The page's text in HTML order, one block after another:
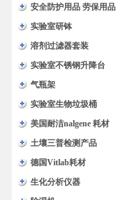
安全防护用品 劳保用品
实验室研钵
溶剂过滤器套装
实验室不锈钢升降台
气瓶架
实验室生物垃圾桶
美国耐洁nalgene 耗材
土壤三普检测产品
德国Vitlab耗材
生化分析仪器